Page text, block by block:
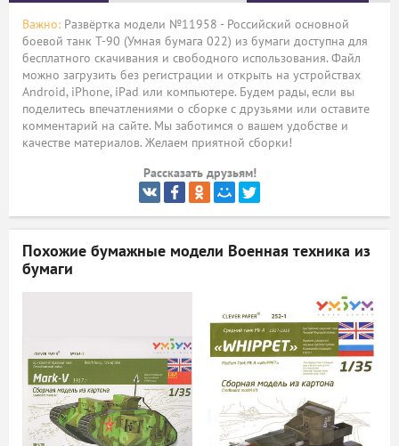
Важно: Развёртка модели №11958 - Российский основной
боевой танк Т-90 (Умная бумага 022) из бумаги доступна для
бесплатного скачивания и свободного использования. Файл
можно загрузить без регистрации и открыть на устройствах
Android, iPhone, iPad или компьютере. Будем рады, если вы
поделитесь впечатлениями о сборке с друзьями или оставите
комментарий на сайте. Мы заботимся о вашем удобстве и
качестве материалов. Желаем приятной сборки!
Рассказать друзьям!
Похожие бумажные модели Военная техника из
бумаги